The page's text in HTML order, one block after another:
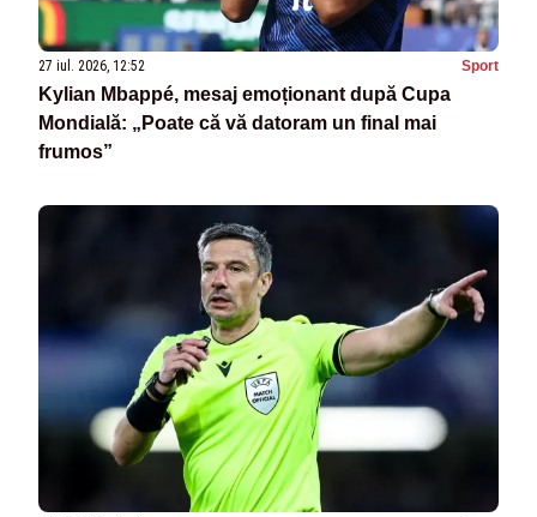
27 iul. 2026, 12:52 Sport
Kylian Mbappé, mesaj emoționant după Cupa
Mondială: „Poate că vă datoram un final mai
frumos”